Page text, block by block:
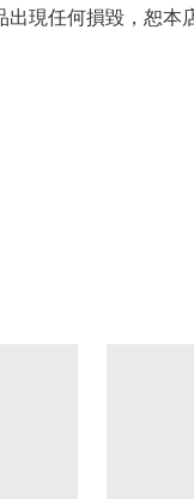
現任何損毀，恕本